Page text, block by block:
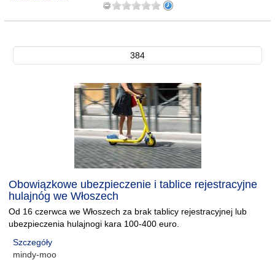
384
Obowiązkowe ubezpieczenie i tablice rejestracyjne
hulajnóg we Włoszech
Od 16 czerwca we Włoszech za brak tablicy rejestracyjnej lub
ubezpieczenia hulajnogi kara 100-400 euro.
Szczegóły
mindy-moo